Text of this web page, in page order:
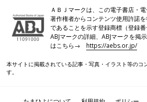
替え用にたくさんそろえておくのも断然ア
みてください！
（文・水川ちさ）
子育て・ファッションジャンルを得意とす
ＡＢＪマークは、この電子書店・電
著作権者からコンテンツ使用許諾
であることを示す登録商標（登録
ABJマークの詳細、ABJマークを掲
はこちら→https://aebs.or.jp/
本サイトに掲載されている記事・写真・イラスト等のコ
す。